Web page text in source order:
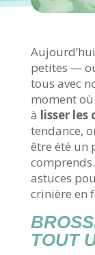
petites —
tous avec
moment
à lisser les
tendance,
être été un
astuces
crinière en
TOUT